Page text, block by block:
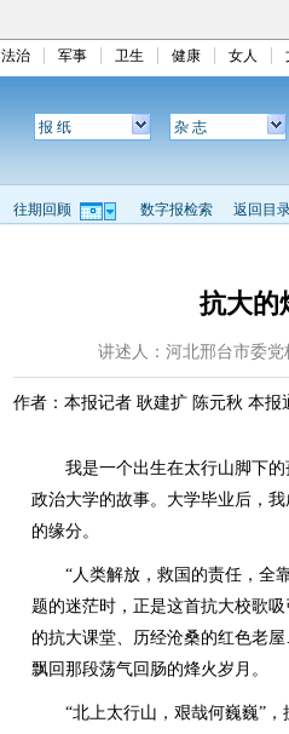
法治 军事 卫生 健康 女人
报 纸 杂 志
往期回顾 数字报检索 返回目
抗大的
讲述人：河北邢台市委
作者：本报记者 耿建扩 陈元秋 本报
我是一个出生在太行山脚下的
政治大学的故事。大学毕业后，
的缘分。
“人类解放，救国的责任，全
题的迷茫时，正是这首抗大校歌
的抗大课堂、历经沧桑的红色老
飘回那段荡气回肠的烽火岁月。
“北上太行山，艰哉何巍巍”，